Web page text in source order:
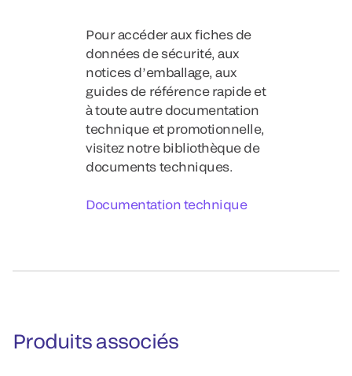
Pour accéder aux fiches de
données de sécurité, aux
notices d’emballage, aux
guides de référence rapide et
à toute autre documentation
technique et promotionnelle,
visitez notre bibliothèque de
documents techniques.
Documentation technique
Produits associés